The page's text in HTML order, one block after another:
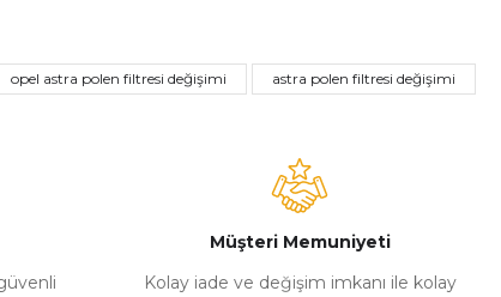
opel astra polen filtresi değişimi astra polen filtresi değişimi
Müşteri Memuniyeti
Kolay iade ve değişim imkanı ile kolay